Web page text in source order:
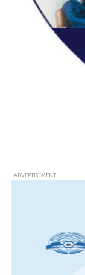
- ADVERTISEMENT -